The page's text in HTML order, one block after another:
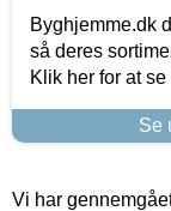
Byghjemme.dk
så deres
Klik her for at
Se
Vi har